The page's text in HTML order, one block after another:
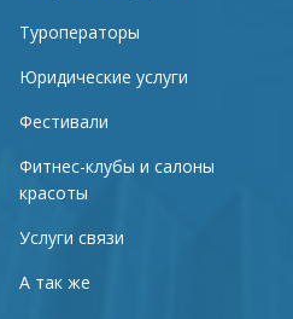
Туроператоры
Юридические услуги
Фестивали
Фитнес-клубы и салоны
красоты
Услуги связи
А так же